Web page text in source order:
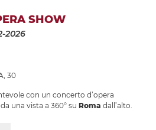
SHOW
2026
30
con un concerto d’opera
una vista a 360° su Roma dall’alto.